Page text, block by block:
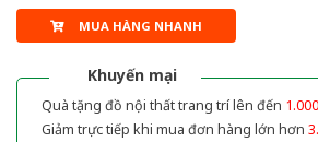
MUA HÀNG NHANH
Khuyến mại
Quà tặng đồ nội thất trang trí lên đến
Giảm trực tiếp khi mua đơn hàng lớn hơn